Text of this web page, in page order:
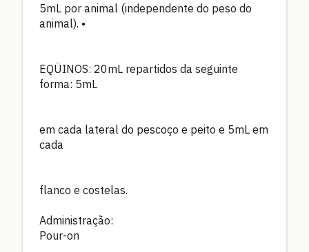
5mL por animal (independente do peso do
animal). •
EQÜINOS: 20mL repartidos da seguinte
forma: 5mL
em cada lateral do pescoço e peito e 5mL em
cada
flanco e costelas.
Administração:
Pour-on